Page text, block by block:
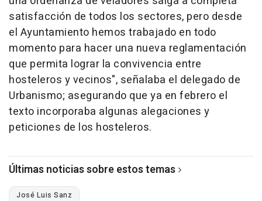
satisfacción de todos los sectores, pero desde
el Ayuntamiento hemos trabajado en todo
momento para hacer una nueva reglamentación
que permita lograr la convivencia entre
hosteleros y vecinos", señalaba el delegado de
Urbanismo; asegurando que ya en febrero el
texto incorporaba algunas alegaciones y
peticiones de los hosteleros.
Últimas noticias sobre estos temas
José Luis Sanz